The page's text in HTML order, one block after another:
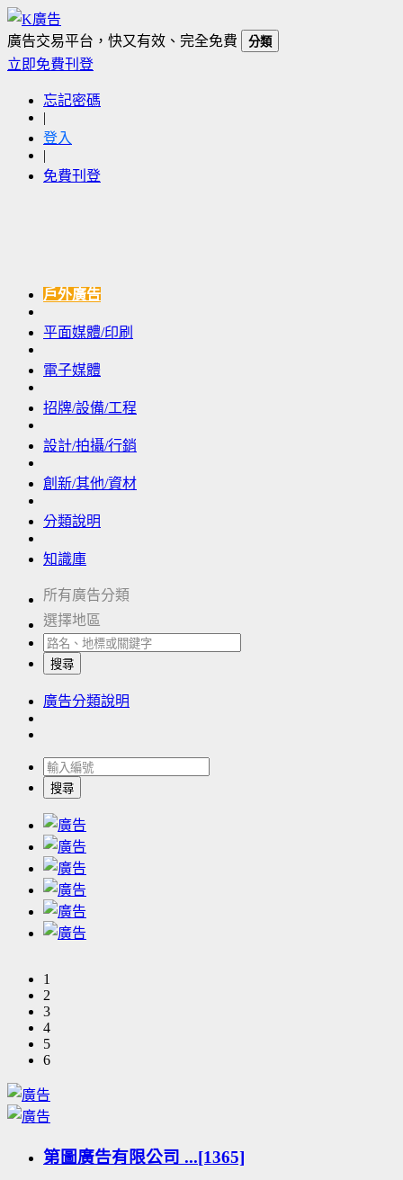
廣告交易平台，快又有效、完全免費 分類
立即免費刊登
忘記密碼
|
登入
|
免費刊登
戶外廣告
平面媒體/印刷
電子媒體
招牌/設備/工程
設計/拍攝/行銷
創新/其他/資材
分類說明
知識庫
所有廣告分類
選擇地區
搜尋
廣告分類說明
搜尋
1
2
3
4
5
6
第圖廣告有限公司 ...[1365]